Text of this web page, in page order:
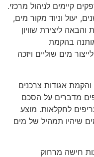
קיימים לניהול מרכזי.
, יעול וניוד מקור מים,
ליצירת שוויון
בהקמת
מים שוליים ויזכה
והקמת אגודות צרכנים
מדברים על הסכם
לחקלאות. מוצע
שיהיו תמהיל של מים
חישה מרחוק